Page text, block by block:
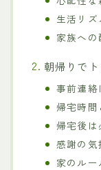
生活リ
家族への
朝帰りで
事前連絡
帰宅時間
帰宅後は
感謝の気
家のルー